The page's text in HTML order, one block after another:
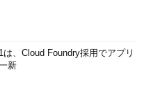
、Cloud Foundry採用でアプリ
新